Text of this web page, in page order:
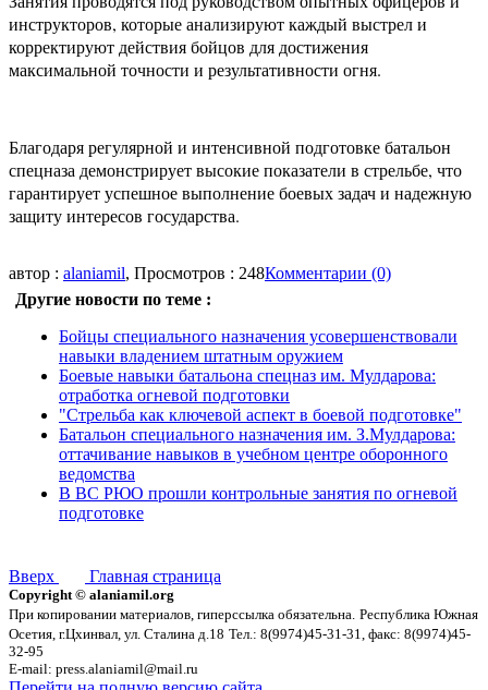
инструкторов, которые анализируют каждый выстрел и
корректируют действия бойцов для достижения
максимальной точности и результативности огня.
Благодаря регулярной и интенсивной подготовке батальон
спецназа демонстрирует высокие показатели в стрельбе, что
гарантирует успешное выполнение боевых задач и надежную
защиту интересов государства.
автор : alaniamil, Просмотров : 248Комментарии (0)
Другие новости по теме :
Бойцы специального назначения усовершенствовали
навыки владением штатным оружием
Боевые навыки батальона спецназ им. Мулдарова:
отработка огневой подготовки
"Стрельба как ключевой аспект в боевой подготовке"
Батальон специального назначения им. З.Мулдарова:
оттачивание навыков в учебном центре оборонного
ведомства
В ВС РЮО прошли контрольные занятия по огневой
подготовке
Вверх Главная страница
Copyright © alaniamil.org
При копировании материалов, гиперссылка обязательна. Республика Южная
Осетия, г.Цхинвал, ул. Сталина д.18 Тел.: 8(9974)45-31-31, факс: 8(9974)45-
32-95
E-mail: press.alaniamil@mail.ru